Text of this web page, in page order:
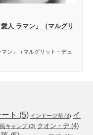
人 ラマン」（マルグリ
ン」（マルグリット・デュ
ト (5) インドージ湖 (3) イ
キャンプ(3) クオン・デ(4)